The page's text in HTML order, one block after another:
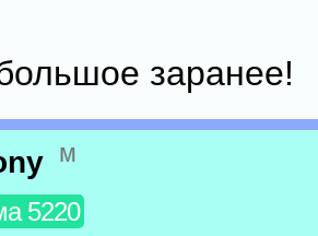
заранее!
м
5220